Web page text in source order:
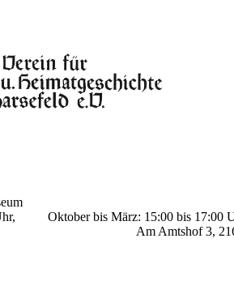
Oktober bis März: 15:00 bis
Am Amtshof 3, 21698